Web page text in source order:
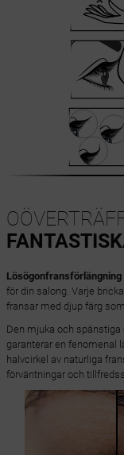
för din salong. Varje
fransar med djup färg
Den mjuka och spänstiga
garanterar en fenomenal
halvcirkel av naturliga
förväntningar och